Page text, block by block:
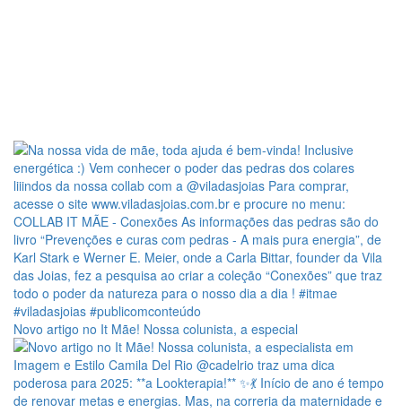
Novo artigo no It Mãe! Nossa colunista, a especial